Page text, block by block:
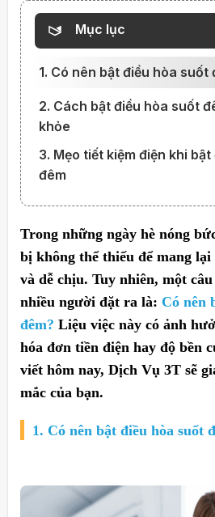
Mục lục
1. Có nên bật điều hòa suốt
2. Cách bật điều hòa suốt
khỏe
3. Mẹo tiết kiệm điện khi
đêm
Trong những ngày hè nóng
bị không thể thiếu để mang
và dễ chịu. Tuy nhiên, một
nhiều người đặt ra là: Có nên
đêm? Liệu việc này có ảnh
hóa đơn tiền điện hay độ bền
viết hôm nay, Dịch Vụ 3T sẽ
mắc của bạn.
1. Có nên bật điều hòa suốt